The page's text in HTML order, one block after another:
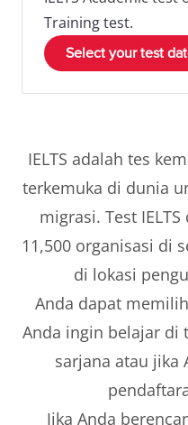
Training test.
Select your test
IELTS adalah tes
terkemuka di dunia
migrasi. Test
11,500 organisasi di
di lokasi
Anda dapat
Anda ingin belajar di
sarjana atau jika
Jika Anda